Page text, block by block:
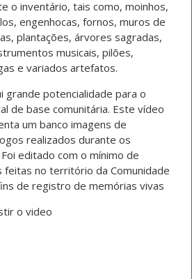
o inventário, tais como, moinhos,
engenhocas, fornos, muros de
plantações, árvores sagradas,
musicais, pilões,
e variados artefatos.
grande potencialidade para o
de base comunitária. Este vídeo
um banco imagens de
realizados durante os
editado com o mínimo de
no território da Comunidade
de registro de memórias vivas
o video